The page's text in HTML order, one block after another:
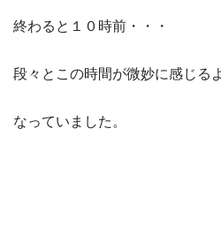
終わると１０時前・・・
段々とこの時間が微妙に感じる
なっていました。